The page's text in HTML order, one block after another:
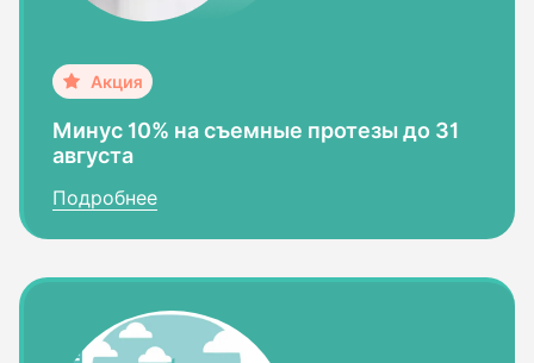
Минус 10% на съемные протезы до 31
августа
Подробнее